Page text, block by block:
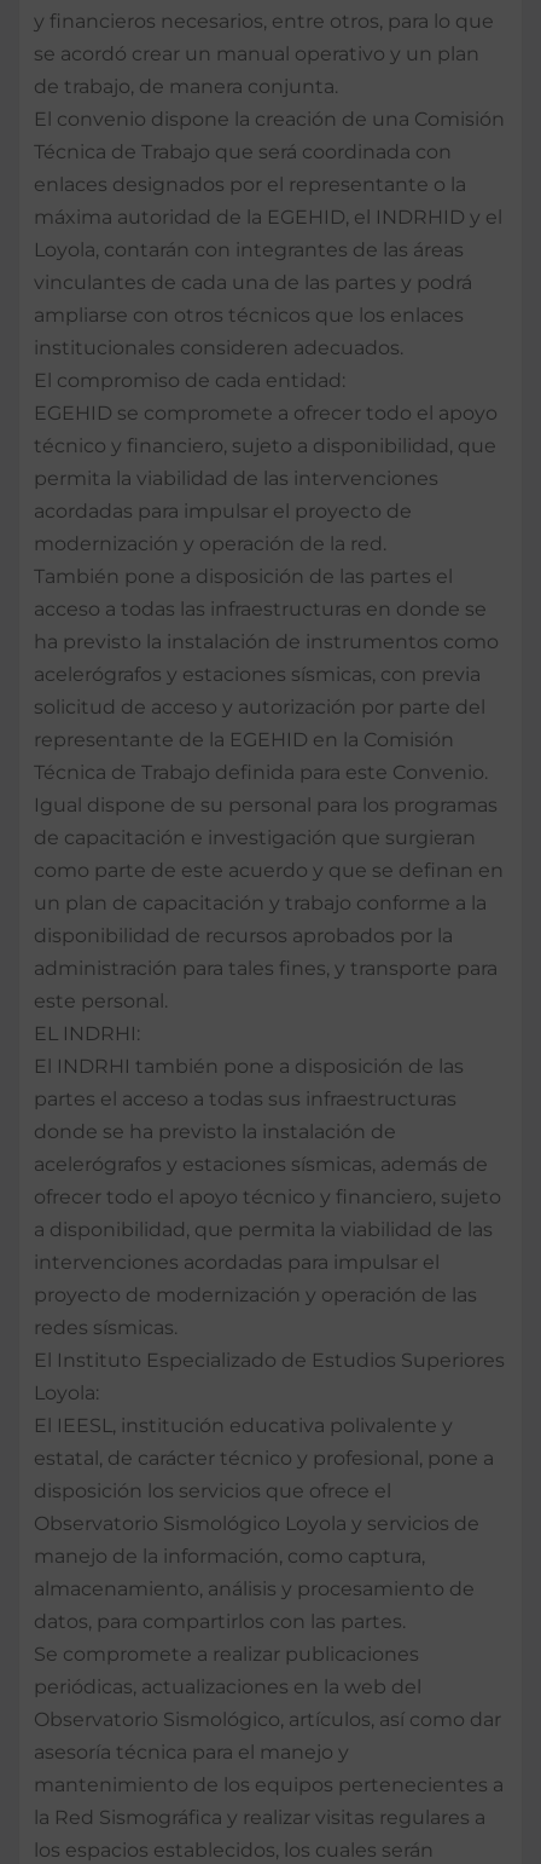
y financieros necesarios, entre otros, para lo que
se acordó crear un manual operativo y un plan
de trabajo, de manera conjunta.
El convenio dispone la creación de una Comisión
Técnica de Trabajo que será coordinada con
enlaces designados por el representante o la
máxima autoridad de la EGEHID, el INDRHID y el
Loyola, contarán con integrantes de las áreas
vinculantes de cada una de las partes y podrá
ampliarse con otros técnicos que los enlaces
institucionales consideren adecuados.
El compromiso de cada entidad:
EGEHID se compromete a ofrecer todo el apoyo
técnico y financiero, sujeto a disponibilidad, que
permita la viabilidad de las intervenciones
acordadas para impulsar el proyecto de
modernización y operación de la red.
También pone a disposición de las partes el
acceso a todas las infraestructuras en donde se
ha previsto la instalación de instrumentos como
acelerógrafos y estaciones sísmicas, con previa
solicitud de acceso y autorización por parte del
representante de la EGEHID en la Comisión
Técnica de Trabajo definida para este Convenio.
Igual dispone de su personal para los programas
de capacitación e investigación que surgieran
como parte de este acuerdo y que se definan en
un plan de capacitación y trabajo conforme a la
disponibilidad de recursos aprobados por la
administración para tales fines, y transporte para
este personal.
EL INDRHI:
El INDRHI también pone a disposición de las
partes el acceso a todas sus infraestructuras
donde se ha previsto la instalación de
acelerógrafos y estaciones sísmicas, además de
ofrecer todo el apoyo técnico y financiero, sujeto
a disponibilidad, que permita la viabilidad de las
intervenciones acordadas para impulsar el
proyecto de modernización y operación de las
redes sísmicas.
El Instituto Especializado de Estudios Superiores
Loyola:
El IEESL, institución educativa polivalente y
estatal, de carácter técnico y profesional, pone a
disposición los servicios que ofrece el
Observatorio Sismológico Loyola y servicios de
manejo de la información, como captura,
almacenamiento, análisis y procesamiento de
datos, para compartirlos con las partes.
Se compromete a realizar publicaciones
periódicas, actualizaciones en la web del
Observatorio Sismológico, artículos, así como dar
asesoría técnica para el manejo y
mantenimiento de los equipos pertenecientes a
la Red Sismográfica y realizar visitas regulares a
los espacios establecidos, los cuales serán